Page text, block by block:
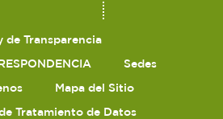
de Transparencia
Sedes
Mapa del Sitio
Tratamiento de Datos